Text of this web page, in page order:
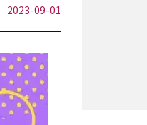
2023-09-01